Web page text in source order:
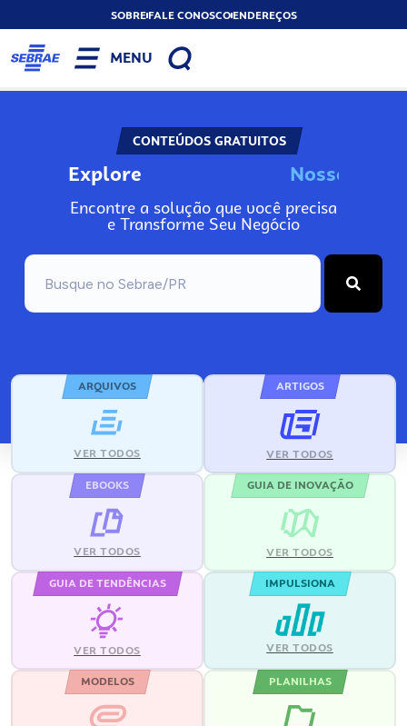
SOBREFALE CONOSCOENDEREÇOS
MENU
CONTEÚDOS GRATUITOS
Explore No
Encontre a solução que você precisa
e Transforme Seu Negócio
ARQUIVOS
VER TODOS
ARTIGOS
VER TODOS
EBOOKS
VER TODOS
GUIA DE INOVAÇÃO
VER TODOS
GUIA DE TENDÊNCIAS
VER TODOS
IMPULSIONA
VER TODOS
MODELOS PLANILHAS